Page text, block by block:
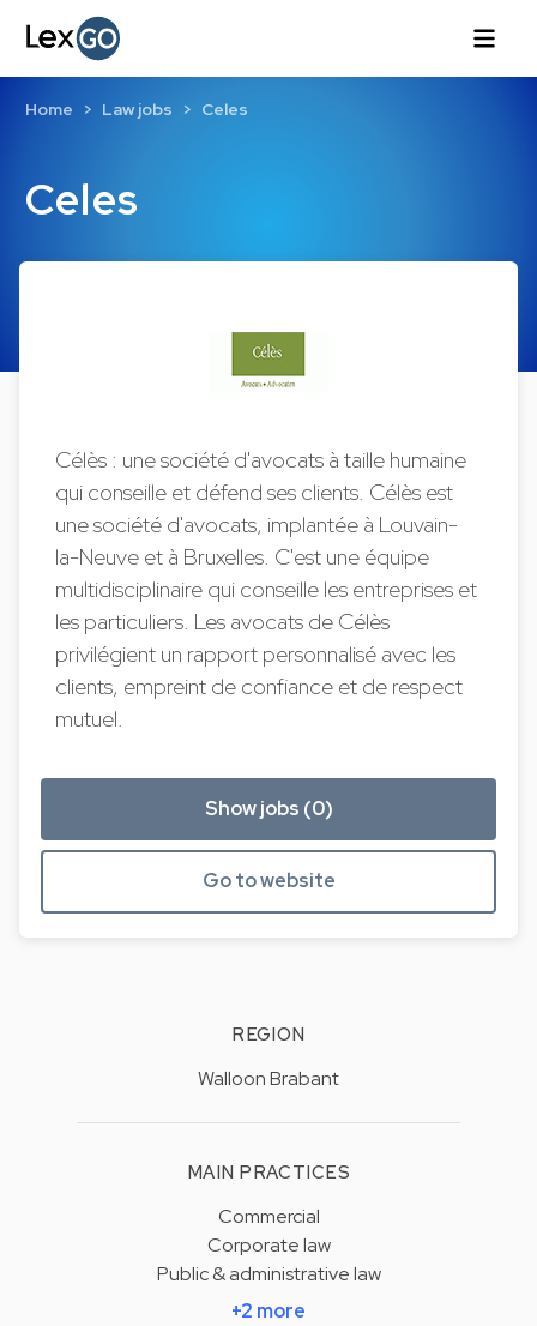
Celes
Home Law jobs Celes
Célès : une société d'avocats à taille humaine
qui conseille et défend ses clients. Célès est
une société d'avocats, implantée à Louvain-
la-Neuve et à Bruxelles. C'est une équipe
multidisciplinaire qui conseille les entreprises et
les particuliers. Les avocats de Célès
privilégient un rapport personnalisé avec les
clients, empreint de confiance et de respect
mutuel.
Show jobs (0)
Go to website
REGION
Walloon Brabant
MAIN PRACTICES
Commercial
Corporate law
Public & administrative law
+2 more